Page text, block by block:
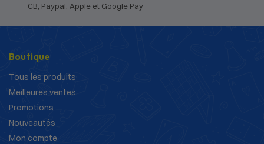
CB, Paypal, Apple et Google Pay
Boutique
Tous les produits
Meilleures ventes
Promotions
Nouveautés
Mon compte